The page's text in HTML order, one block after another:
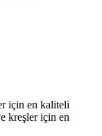
için en kaliteli
kreşler için en